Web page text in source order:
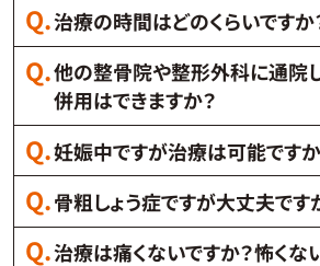
治療の時間はどのくらいですか
他の整骨院や整形外科に通院
併用はできますか？
妊娠中ですが治療は可能ですか
骨粗しょう症ですが大丈夫です
治療は痛くないですか？怖くな